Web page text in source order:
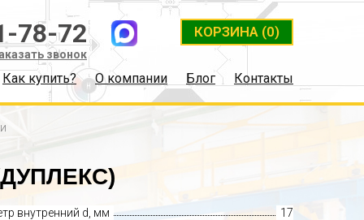
78-72
звонок
КОРЗИНА (0)
Как купить? О компании Блог Контакты
внутренний d, мм
17